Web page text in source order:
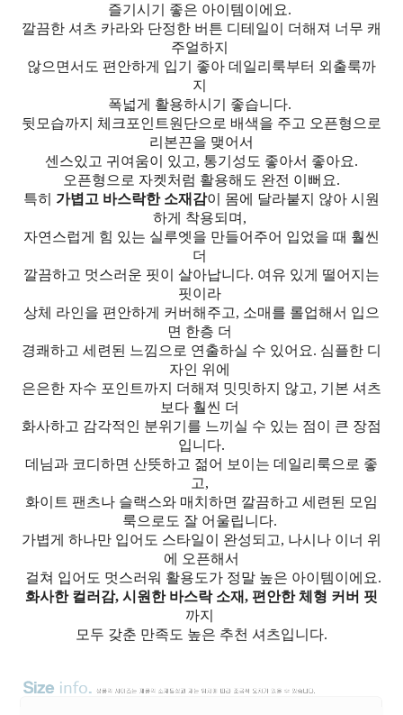
즐기시기 좋은 아이템이에요.
깔끔한 셔츠 카라와 단정한 버튼 디테일이 더해져 너무 캐
주얼하지
않으면서도 편안하게 입기 좋아 데일리룩부터 외출룩까
지
폭넓게 활용하시기 좋습니다.
뒷모습까지 체크포인트원단으로 배색을 주고 오픈형으로
리본끈을 맺어서
센스있고 귀여움이 있고, 통기성도 좋아서 좋아요.
오픈형으로 자켓처럼 활용해도 완전 이뻐요.
특히 가볍고 바스락한 소재감이 몸에 달라붙지 않아 시원
하게 착용되며,
자연스럽게 힘 있는 실루엣을 만들어주어 입었을 때 훨씬
더
깔끔하고 멋스러운 핏이 살아납니다. 여유 있게 떨어지는
핏이라
상체 라인을 편안하게 커버해주고, 소매를 롤업해서 입으
면 한층 더
경쾌하고 세련된 느낌으로 연출하실 수 있어요. 심플한 디
자인 위에
은은한 자수 포인트까지 더해져 밋밋하지 않고, 기본 셔츠
보다 훨씬 더
화사하고 감각적인 분위기를 느끼실 수 있는 점이 큰 장점
입니다.
데님과 코디하면 산뜻하고 젊어 보이는 데일리룩으로 좋
고,
화이트 팬츠나 슬랙스와 매치하면 깔끔하고 세련된 모임
룩으로도 잘 어울립니다.
가볍게 하나만 입어도 스타일이 완성되고, 나시나 이너 위
에 오픈해서
걸쳐 입어도 멋스러워 활용도가 정말 높은 아이템이에요.
화사한 컬러감, 시원한 바스락 소재, 편안한 체형 커버 핏
까지
모두 갖춘 만족도 높은 추천 셔츠입니다.